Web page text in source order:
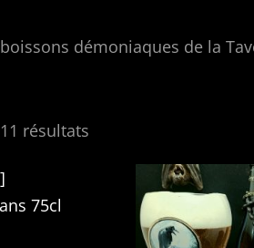
démoniaques de la
résultats